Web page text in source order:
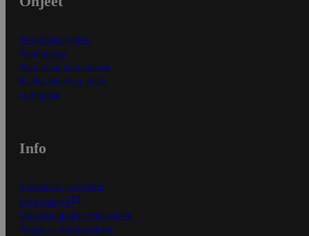
Ensitilaajan ohjeet
Näin maksat
Näin tilaat ja muokkaat
Kaikki ohjeet ja vinkit
In English
Info
S-Business yrityksille
Oiva-raportit
Osuuskauppojen yhteystiedot
Tilaus- ja toimitusehdot